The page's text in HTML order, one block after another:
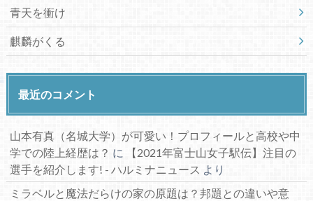
青天を衝け
麒麟がくる
最近のコメント
山本有真（名城大学）が可愛い！プロフィールと高校や中
学での陸上経歴は？ に
【2021年富士山女子駅伝】注目の
選手を紹介します! - ハルミナニュース より
ミラベルと魔法だらけの家の原題は？邦題との違いや意